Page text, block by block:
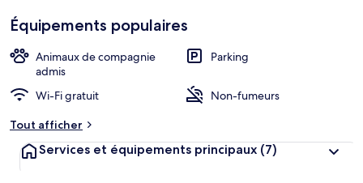
Équipements populaires
Animaux de compagnie
admis
Parking
Wi-Fi gratuit
Non-fumeurs
Tout afficher
Services et équipements principaux (7)